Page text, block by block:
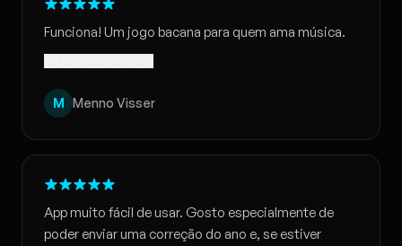
Funciona! Um jogo bacana para quem ama música.
M Menno Visser
App muito fácil de usar. Gosto especialmente de
poder enviar uma correção do ano e, se estiver